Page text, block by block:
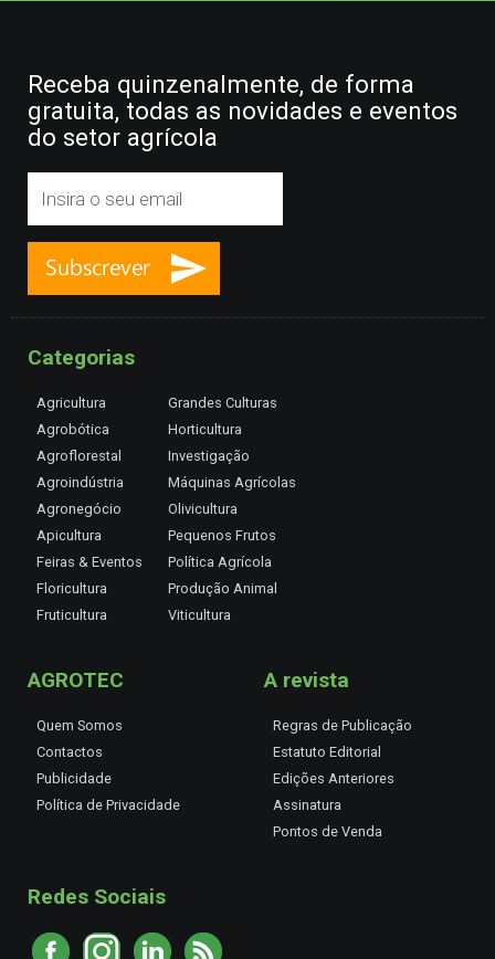
Receba quinzenalmente, de forma
gratuita, todas as novidades e eventos
do setor agrícola
Categorias
Agricultura
Agrobótica
Agroflorestal
Agroindústria
Agronegócio
Apicultura
Feiras & Eventos
Floricultura
Fruticultura
Grandes Culturas
Horticultura
Investigação
Máquinas Agrícolas
Olivicultura
Pequenos Frutos
Política Agrícola
Produção Animal
Viticultura
AGROTEC
Quem Somos
Contactos
Publicidade
Política de Privacidade
A revista
Regras de Publicação
Estatuto Editorial
Edições Anteriores
Assinatura
Pontos de Venda
Redes Sociais